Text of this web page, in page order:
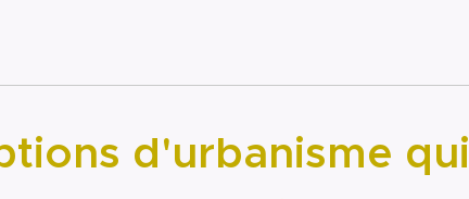
d'urbanisme qui